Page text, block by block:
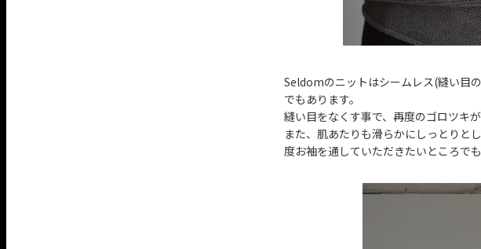
Seldomのニットはシームレス(縫い目
でもあります。
縫い目をなくす事で、再度のゴロツキ
また、肌あたりも滑らかにしっとりと
度お袖を通していただきたいところでも